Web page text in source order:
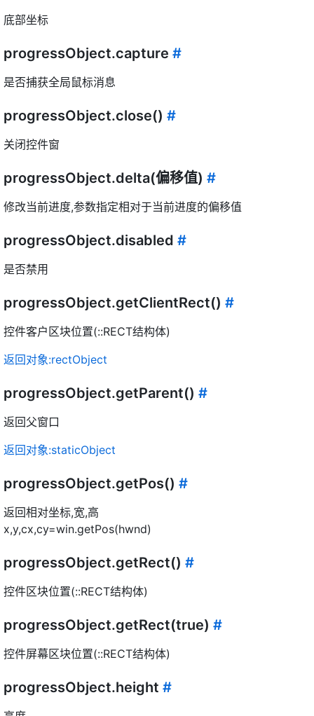
底部坐标
progressObject.capture #
是否捕获全局鼠标消息
progressObject.close() #
关闭控件窗
progressObject.delta(偏移值) #
修改当前进度,参数指定相对于当前进度的偏移值
progressObject.disabled #
是否禁用
progressObject.getClientRect() #
控件客户区块位置(::RECT结构体)
返回对象:rectObject
progressObject.getParent() #
返回父窗口
返回对象:staticObject
progressObject.getPos() #
返回相对坐标,宽,高
x,y,cx,cy=win.getPos(hwnd)
progressObject.getRect() #
控件区块位置(::RECT结构体)
progressObject.getRect(true) #
控件屏幕区块位置(::RECT结构体)
progressObject.height #